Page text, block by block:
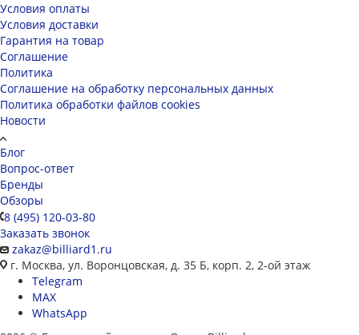
Условия оплаты
Условия доставки
Гарантия на товар
Соглашение
Политика
Соглашение на обработку персональных данных
Политика обработки файлов cookies
Новости
Блог
Вопрос-ответ
Бренды
Обзоры
8 (495) 120-03-80
Заказать звонок
zakaz@billiard1.ru
г. Москва, ул. Воронцовская, д. 35 Б, корп. 2, 2-ой этаж
Telegram
MAX
WhatsApp